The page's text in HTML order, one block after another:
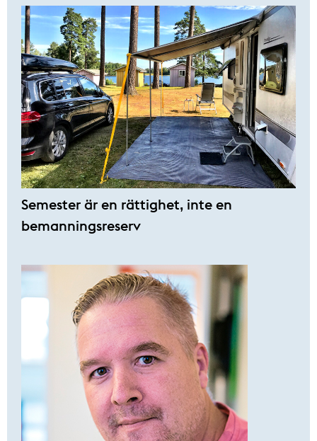
Semester är en rättighet, inte en
bemanningsreserv